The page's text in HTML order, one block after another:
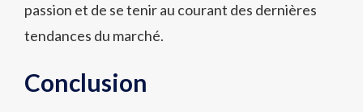
passion et de se tenir au courant des dernières
tendances du marché.
Conclusion